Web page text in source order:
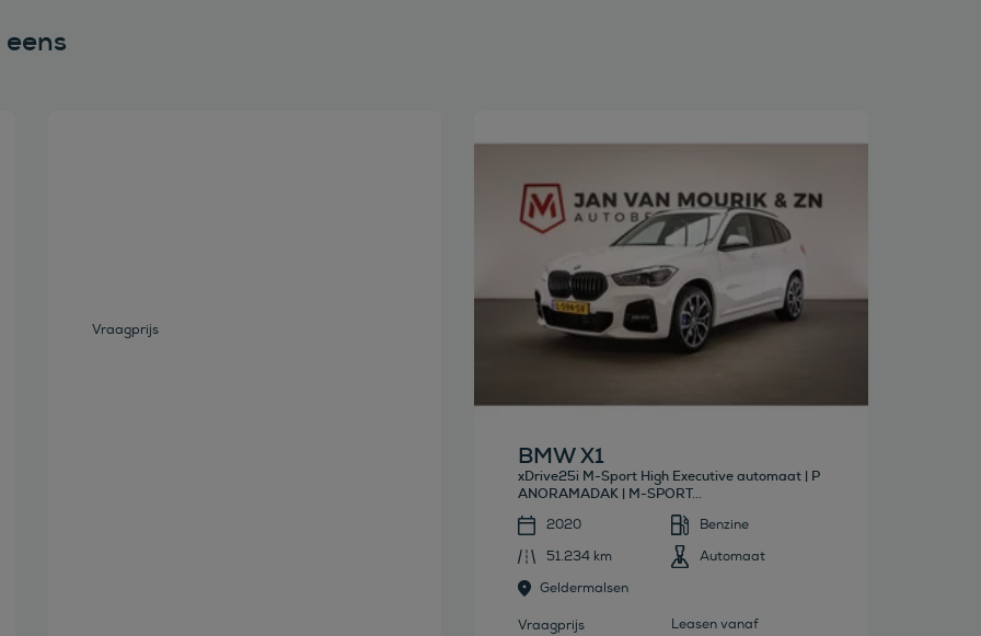
Vraagprijs
Bekijk deze auto
BMW X1
xDrive25i M-Sport High Executive automaat | P
ANORAMADAK | M-SPORT...
2020
Benzine
51.234 km
Automaat
Geldermalsen
Vraagprijs Leasen vanaf